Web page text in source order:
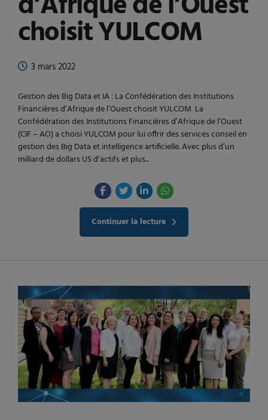
choisit YULCOM
3 mars 2022
Gestion des Big Data et IA : La Confédération des Institutions
Financières d’Afrique de l’Ouest choisit YULCOM La
Confédération des Institutions Financières d’Afrique de l’Ouest
(CIF – AO) a choisi YULCOM pour lui offrir des services conseil en
gestion des Big Data et intelligence artificielle. Avec plus d’un
milliard de dollars US d’actifs et plus...
Continuer la lecture